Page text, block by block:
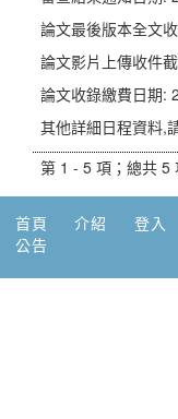
論文最後版本全文
論文影片上傳收件
論文收錄繳費日期:
其他詳細日程資料,
第 1 - 5 項；總共 5
首頁 介紹 登入
公告